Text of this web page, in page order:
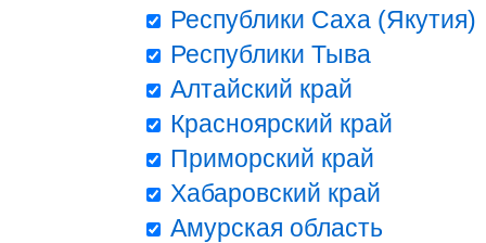
Республики Саха (Якутия)
Республики Тыва
Алтайский край
Красноярский край
Приморский край
Хабаровский край
Амурская область